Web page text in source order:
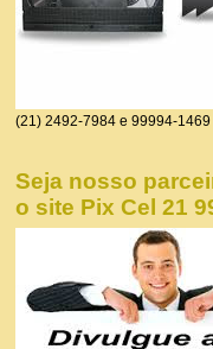
(21) 2492-7984 e 99994-
Seja nosso
o site Pix Cel 21